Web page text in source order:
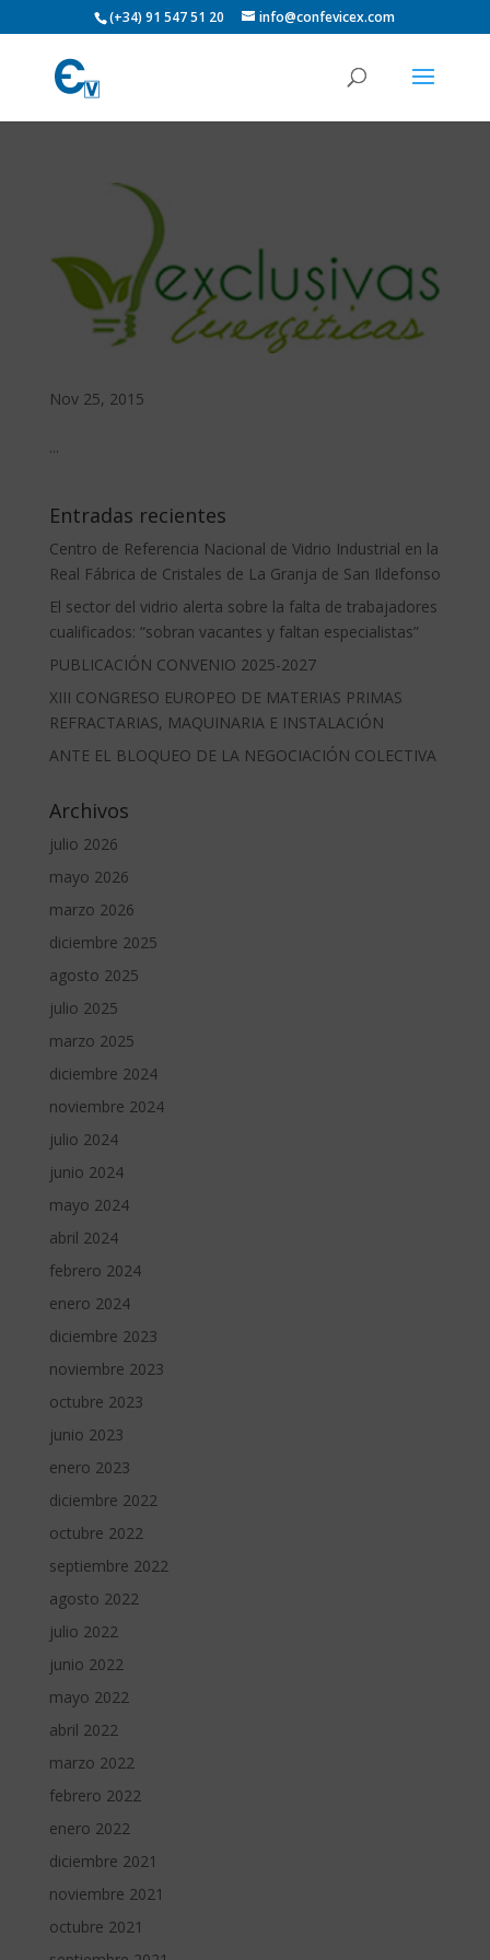
(+34) 91 547 51 20 info@confevicex.com
Nov 25, 2015
...
Entradas recientes
Centro de Referencia Nacional de Vidrio Industrial en la
Real Fábrica de Cristales de La Granja de San Ildefonso
El sector del vidrio alerta sobre la falta de trabajadores
cualificados: “sobran vacantes y faltan especialistas”
PUBLICACIÓN CONVENIO 2025-2027
XIII CONGRESO EUROPEO DE MATERIAS PRIMAS
REFRACTARIAS, MAQUINARIA E INSTALACIÓN
ANTE EL BLOQUEO DE LA NEGOCIACIÓN COLECTIVA
Archivos
julio 2026
mayo 2026
marzo 2026
diciembre 2025
agosto 2025
julio 2025
marzo 2025
diciembre 2024
noviembre 2024
julio 2024
junio 2024
mayo 2024
abril 2024
febrero 2024
enero 2024
diciembre 2023
noviembre 2023
octubre 2023
junio 2023
enero 2023
diciembre 2022
octubre 2022
septiembre 2022
agosto 2022
julio 2022
junio 2022
mayo 2022
abril 2022
marzo 2022
febrero 2022
enero 2022
diciembre 2021
noviembre 2021
octubre 2021